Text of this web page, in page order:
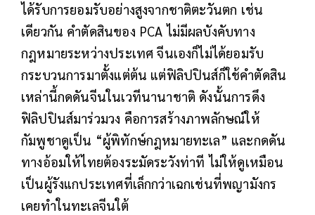
ได้รับการยอมรับอย่างสูงจากชาติตะวันตก เช่น
เดียวกัน คำตัดสินของ PCA ไม่มีผลบังคับทาง
กฎหมายระหว่างประเทศ จีนเองก็ไม่ได้ยอมรับ
กระบวนการมาตั้งแต่ต้น แต่ฟิลิปปินส์ก็ใช้คำตัดสิน
เหล่านี้กดดันจีนในเวทีนานาชาติ ดังนั้นการดึง
ฟิลิปปินส์มาร่วมวง คือการสร้างภาพลักษณ์ให้
กัมพูชาดูเป็น “ผู้พิทักษ์กฎหมายทะเล” และกดดัน
ทางอ้อมให้ไทยต้องระมัดระวังท่าที ไม่ให้ดูเหมือน
เป็นผู้รังแกประเทศที่เล็กกว่าเฉกเช่นที่พญามังกร
เคยทำในทะเลจีนใต้